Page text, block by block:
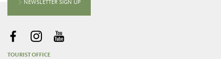
NEWSLETTER SIGN UP
TOURIST OFFICE